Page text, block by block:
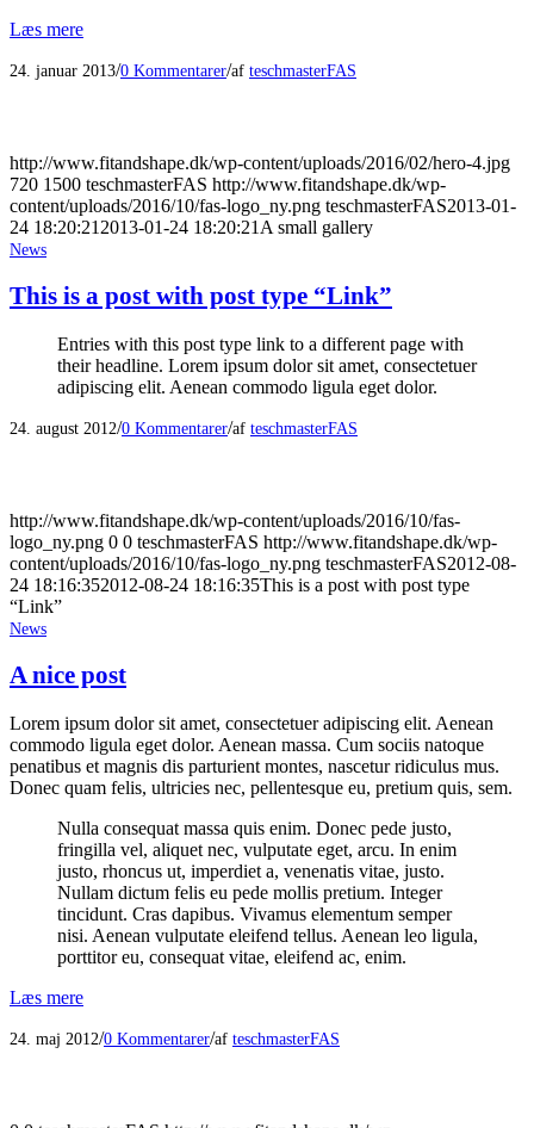
Læs mere
24. januar 2013/0 Kommentarer/af teschmasterFAS
http://www.fitandshape.dk/wp-content/uploads/2016/02/hero-4.jpg
720 1500 teschmasterFAS http://www.fitandshape.dk/wp-
content/uploads/2016/10/fas-logo_ny.png teschmasterFAS2013-01-
24 18:20:21 2013-01-24 18:20:21 A small gallery
News
This is a post with post type “Link”
Entries with this post type link to a different page with
their headline. Lorem ipsum dolor sit amet, consectetuer
adipiscing elit. Aenean commodo ligula eget dolor.
24. august 2012/0 Kommentarer/af teschmasterFAS
http://www.fitandshape.dk/wp-content/uploads/2016/10/fas-
logo_ny.png 0 0 teschmasterFAS http://www.fitandshape.dk/wp-
content/uploads/2016/10/fas-logo_ny.png teschmasterFAS2012-08-
24 18:16:352012-08-24 18:16:35This is a post with post type
“Link”
News
A nice post
Lorem ipsum dolor sit amet, consectetuer adipiscing elit. Aenean
commodo ligula eget dolor. Aenean massa. Cum sociis natoque
penatibus et magnis dis parturient montes, nascetur ridiculus mus.
Donec quam felis, ultricies nec, pellentesque eu, pretium quis, sem.
Nulla consequat massa quis enim. Donec pede justo,
fringilla vel, aliquet nec, vulputate eget, arcu. In enim
justo, rhoncus ut, imperdiet a, venenatis vitae, justo.
Nullam dictum felis eu pede mollis pretium. Integer
tincidunt. Cras dapibus. Vivamus elementum semper
nisi. Aenean vulputate eleifend tellus. Aenean leo ligula,
porttitor eu, consequat vitae, eleifend ac, enim.
Læs mere
24. maj 2012/0 Kommentarer/af teschmasterFAS